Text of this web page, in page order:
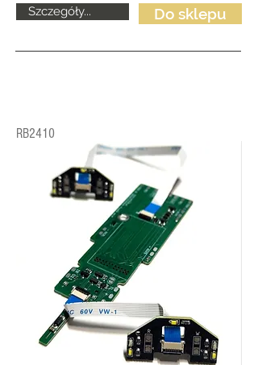
Szczegóły...
Do sklepu
RB2410